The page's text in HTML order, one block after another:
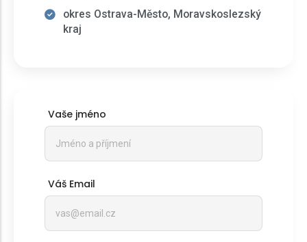
okres Ostrava-Město, Moravskoslezský
kraj
Vaše jméno
Váš Email